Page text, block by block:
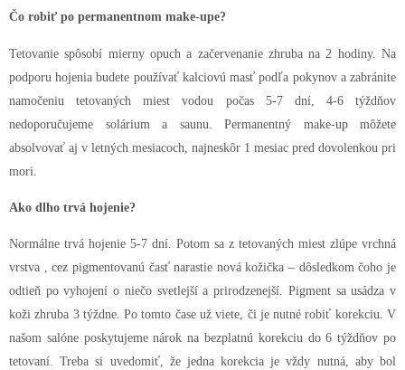
Čo robiť po permanentnom make-upe?
Tetovanie spôsobí mierny opuch a začervenanie zhruba na 2 hodiny. Na
podporu hojenia budete používať kalciovú masť podľa pokynov a zabránite
namočeniu tetovaných miest vodou počas 5-7 dní, 4-6 týždňov
nedoporučujeme solárium a saunu. Permanentný make-up môžete
absolvovať aj v letných mesiacoch, najneskôr 1 mesiac pred dovolenkou pri
mori.
Ako dlho trvá hojenie?
Normálne trvá hojenie 5-7 dní. Potom sa z tetovaných miest zlúpe vrchná
vrstva , cez pigmentovanú časť narastie nová kožička – dôsledkom čoho je
odtieň po vyhojení o niečo svetlejší a prirodzenejší. Pigment sa usádza v
koži zhruba 3 týždne. Po tomto čase už viete, či je nutné robiť korekciu. V
našom salóne poskytujeme nárok na bezplatnú korekciu do 6 týždňov po
tetovaní. Treba si uvedomiť, že jedna korekcia je vždy nutná, aby bol